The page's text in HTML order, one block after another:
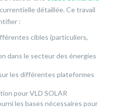
détaillée. Ce travail
:
cibles (particuliers,
dans le secteur des énergies
les différentes plateformes
pour VLD SOLAR
les bases nécessaires pour